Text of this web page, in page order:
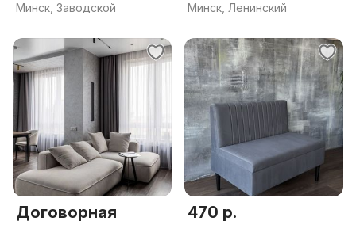
Минск, Заводской Минск, Ленинский
Договорная 470 р.